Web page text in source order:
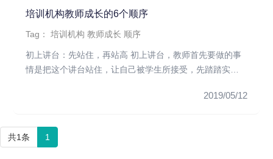
培训机构教师成长的6个顺序
Tag：培训机构 教师成长 顺序
初上讲台：先站住，再站高 初上讲台，教师首先要做的事
情是把这个讲台站住，让自己被学生所接受，先踏踏实实
2019/05/12
共1条 1